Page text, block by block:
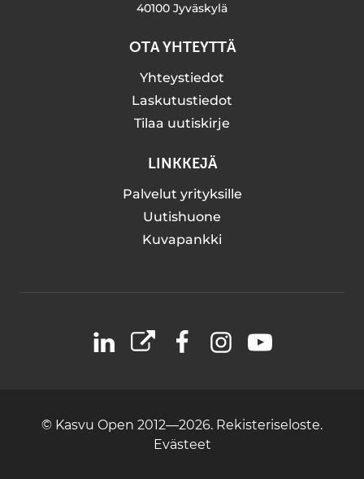
40100 Jyväskylä
OTA YHTEYTTÄ
Yhteystiedot
Laskutustiedot
Tilaa uutiskirje
LINKKEJÄ
Palvelut yrityksille
Uutishuone
Kuvapankki
LinkedIn
X FacebookInstagramYouTube
© Kasvu Open 2012—2026. Rekisteriseloste.
Evästeet